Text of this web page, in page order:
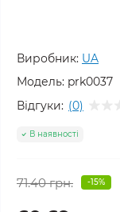
Виробник: UA
Модель: prk0037
Відгуки: (0)
В наявності
71.40 грн. -15%